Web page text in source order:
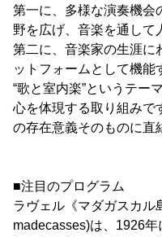
第一に、多様な演奏機会
野を広げ、音楽を通して
第二に、音楽家の生涯に
ットフォームとして機能
“歌と室内楽”というテー
心を体現する取り組みで
の存在意義そのものに直
■注目のプログラム
ラヴェル《マダガスカル
madecasses)は、1926